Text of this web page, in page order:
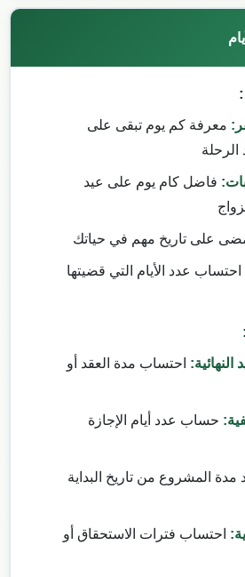
معرفة كم يوم تبقى على
الرحلة
فاضل كام يوم على عيد
على تاريخ مهم في حياتك
احتساب عدد الأيام التي قضيتها
النهائية: احتساب مدة العقد أو
حساب عدد أيام الإجازة
مدة المشروع من تاريخ البداية
احتساب فترات الاستحقاق أو